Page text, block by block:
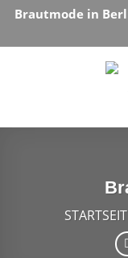
Skip
content
Brautmode in